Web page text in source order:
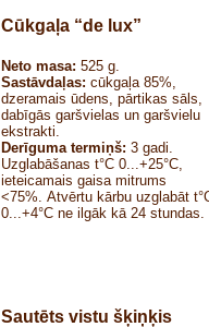
Cūkgaļa “de lux”
Neto masa: 525 g.
Sastāvdaļas: cūkgaļa 85%,
dzeramais ūdens, pārtikas sāls,
dabīgās garšvielas un garšvielu
ekstrakti.
Derīguma termiņš: 3 gadi.
Uzglabāšanas t°C 0...+25°C,
ieteicamais gaisa mitrums
<75%. Atvērtu kārbu uzglabāt
0...+4°C ne ilgāk kā 24 stundas.
Sautēts vistu šķiņķis